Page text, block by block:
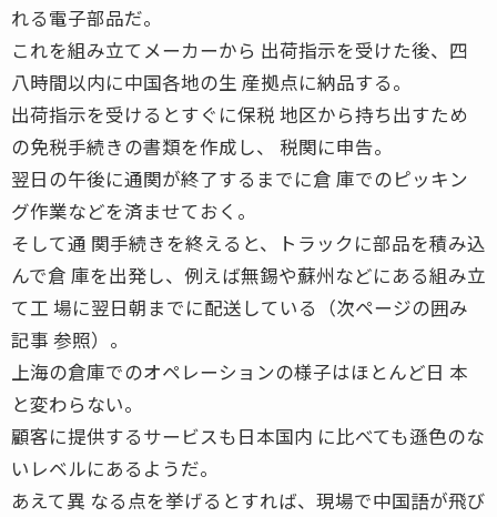
れる電子部品だ。
これを組み立てメーカーから 出荷指示を受けた後、四
八時間以内に中国各地の生 産拠点に納品する。
出荷指示を受けるとすぐに保税 地区から持ち出すため
の免税手続きの書類を作成し、 税関に申告。
翌日の午後に通関が終了するまでに倉 庫でのピッキン
グ作業などを済ませておく。
そして通 関手続きを終えると、トラックに部品を積み込
んで倉 庫を出発し、例えば無錫や蘇州などにある組み立
て工 場に翌日朝までに配送している（次ページの囲み
記事 参照）。
上海の倉庫でのオペレーションの様子はほとんど日 本
と変わらない。
顧客に提供するサービスも日本国内 に比べても遜色のな
いレベルにあるようだ。
あえて異 なる点を挙げるとすれば、現場で中国語が飛び